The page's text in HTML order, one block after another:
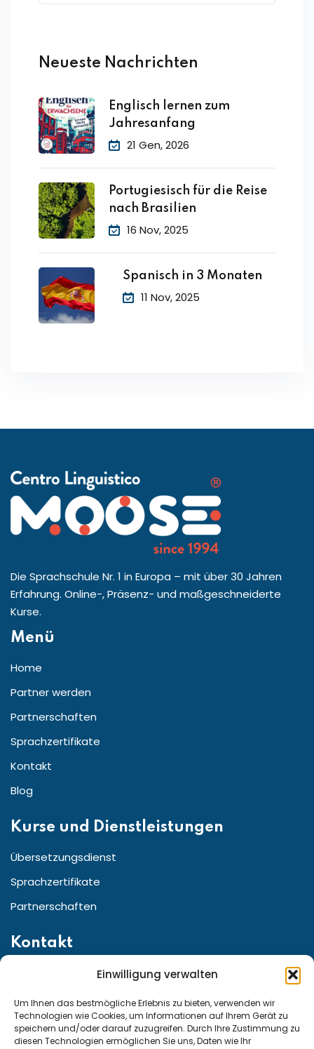
Einwilligung verwalten
Um Ihnen das bestmögliche Erlebnis zu bieten, verwenden wir
Technologien wie Cookies, um Informationen auf Ihrem Gerät zu
speichern und/oder darauf zuzugreifen. Durch Ihre Zustimmung zu
diesen Technologien ermöglichen Sie uns, Daten wie Ihr
Neueste Nachrichten
Englisch lernen zum
Jahresanfang
21 Gen, 2026
Portugiesisch für die Reise
nach Brasilien
16 Nov, 2025
Spanisch in 3 Monaten
11 Nov, 2025
Die Sprachschule Nr. 1 in Europa – mit über 30 Jahren
Erfahrung. Online-, Präsenz- und maßgeschneiderte
Kurse.
Menü
Home
Partner werden
Partnerschaften
Sprachzertifikate
Kontakt
Blog
Kurse und Dienstleistungen
Übersetzungsdienst
Sprachzertifikate
Partnerschaften
Kontakt
Straße:Friedrichstr. 155 10117 Berlin, Berlin Germany
Telefon für den Kundenservice aus ganz: